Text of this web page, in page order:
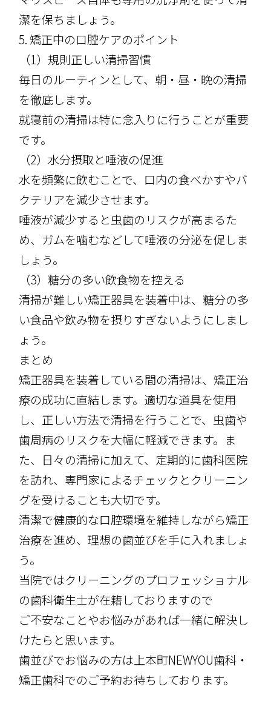
潔を保ちましょう。
5. 矯正中の口腔ケアのポイント
（1）規則正しい清掃習慣
毎日のルーティンとして、朝・昼・晩の清掃
を徹底します。
就寝前の清掃は特に念入りに行うことが重要
です。
（2）水分摂取と唾液の促進
水を頻繁に飲むことで、口内の食べかすやバ
クテリアを減少させます。
唾液が減少すると虫歯のリスクが高まるた
め、ガムを噛むなどして唾液の分泌を促しま
しょう。
（3）糖分の多い飲食物を控える
清掃が難しい矯正器具を装着中は、糖分の多
い食品や飲み物を摂りすぎないようにしまし
ょう。
まとめ
矯正器具を装着している間の清掃は、矯正治
療の成功に直結します。適切な道具を使用
し、正しい方法で清掃を行うことで、虫歯や
歯周病のリスクを大幅に軽減できます。ま
た、日々の清掃に加えて、定期的に歯科医院
を訪れ、専門家によるチェックとクリーニン
グを受けることも大切です。
清潔で健康的な口腔環境を維持しながら矯正
治療を進め、理想の歯並びを手に入れましょ
う。
当院ではクリーニングのプロフェッショナル
の歯科衛生士が在籍しておりますので
ご不安なことやお悩みがあれば一緒に解決し
けたらと思います。
歯並びでお悩みの方は上本町NEWYOU歯科・
矯正歯科でのご予約お待ちしております。